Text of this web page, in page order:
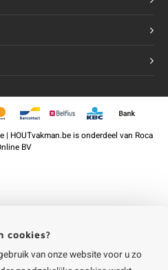
| HOUTvakman.be is onderdeel van Roca
BV
cookies?
van onze website voor u zo